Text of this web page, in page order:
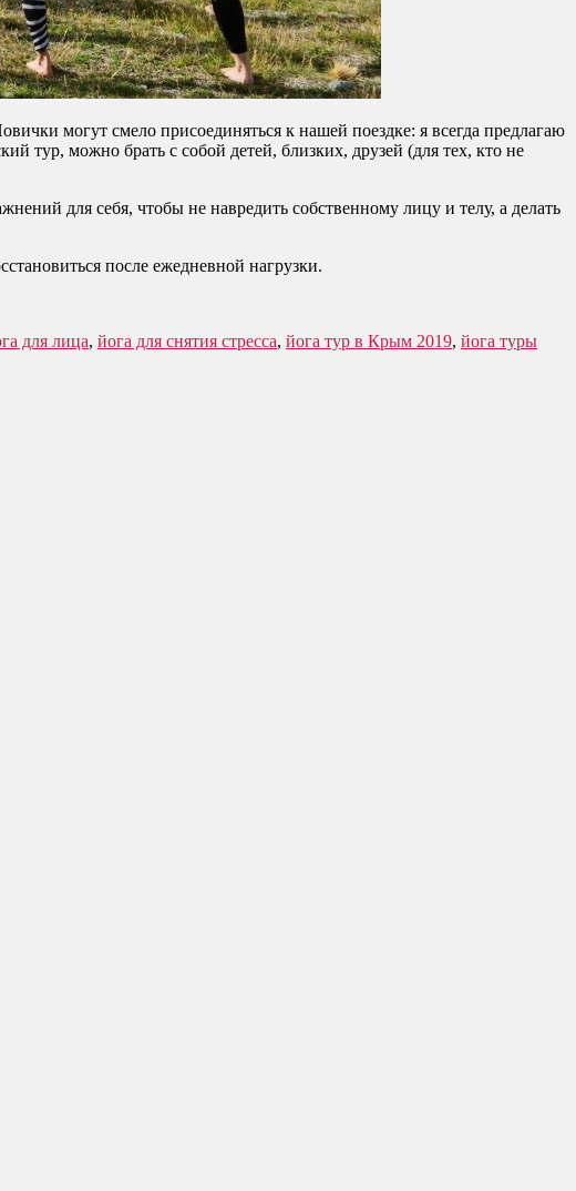
могут смело присоединяться к нашей поездке: я всегда предлагаю
тур, можно брать с собой детей, близких, друзей (для тех, кто не
для себя, чтобы не навредить собственному лицу и телу, а делать
после ежедневной нагрузки.
для лица, йога для снятия стресса, йога тур в Крым 2019, йога туры